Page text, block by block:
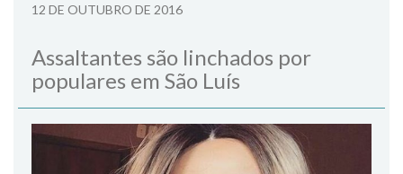
12 DE OUTUBRO DE 2016
Assaltantes são linchados por
populares em São Luís